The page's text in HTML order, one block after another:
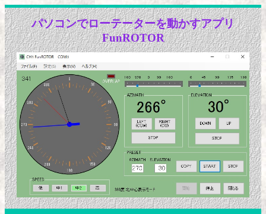
パソコンでローテーターを動かすアプリ
FunROTOR